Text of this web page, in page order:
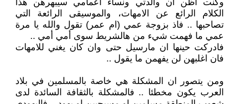
وكنت اظن ان والدتي ونساء اعمامي سيبهرهن هذا
الكلام الرائع عن الامهات، والموسيقى الرائعة التي
تصاحبها .. فاذ بزوجة عمي (ام عمر) تقول والله يا مرة
عمي ما فهمت شيء من هالشريط سوى أمي أمي ..
فادركت حينها ان مارسيل حتى وان كان يغني للامهات
فان اغلبهن لن يفهمن ما يقول ..
ومن يتصور ان المشكلة هي خاصة بالمسلمين في بلاد
العرب يكون مخطئا .. فالمشكلة بالثقافة السائدة لدى